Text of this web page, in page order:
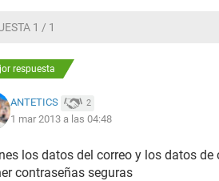
1 / 1
respuesta
ANTETICS 2
1 mar 2013 a las 04:48
los datos del correo y los datos
contraseñas seguras